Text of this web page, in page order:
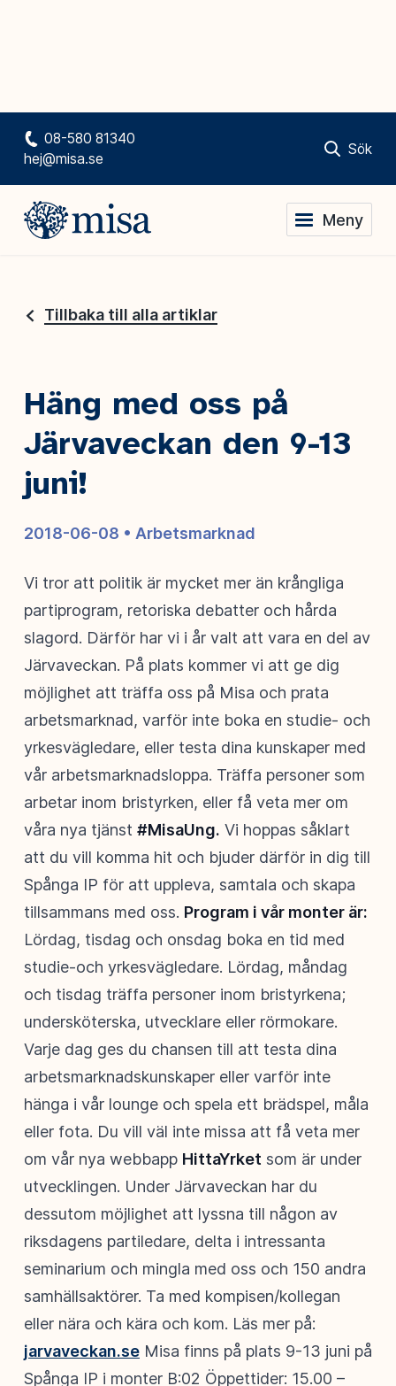
08-580 81340
hej@misa.se
Sök
Meny
Tillbaka till alla artiklar
Häng med oss på
Järvaveckan den 9-13
juni!
2018-06-08 • Arbetsmarknad
Vi tror att politik är mycket mer än krångliga
partiprogram, retoriska debatter och hårda
slagord. Därför har vi i år valt att vara en del av
Järvaveckan. På plats kommer vi att ge dig
möjlighet att träffa oss på Misa och prata
arbetsmarknad, varför inte boka en studie- och
yrkesvägledare, eller testa dina kunskaper med
vår arbetsmarknadsloppa. Träffa personer som
arbetar inom bristyrken, eller få veta mer om
våra nya tjänst #MisaUng. Vi hoppas såklart
att du vill komma hit och bjuder därför in dig till
Spånga IP för att uppleva, samtala och skapa
tillsammans med oss. Program i vår monter är:
Lördag, tisdag och onsdag boka en tid med
studie-och yrkesvägledare. Lördag, måndag
och tisdag träffa personer inom bristyrkena;
undersköterska, utvecklare eller rörmokare.
Varje dag ges du chansen till att testa dina
arbetsmarknadskunskaper eller varför inte
hänga i vår lounge och spela ett brädspel, måla
eller fota. Du vill väl inte missa att få veta mer
om vår nya webbapp HittaYrket som är under
utvecklingen. Under Järvaveckan har du
dessutom möjlighet att lyssna till någon av
riksdagens partiledare, delta i intressanta
seminarium och mingla med oss och 150 andra
samhällsaktörer. Ta med kompisen/kollegan
eller nära och kära och kom. Läs mer på:
jarvaveckan.se Misa finns på plats 9-13 juni på
Spånga IP i monter B:02 Öppettider: 15.00 –